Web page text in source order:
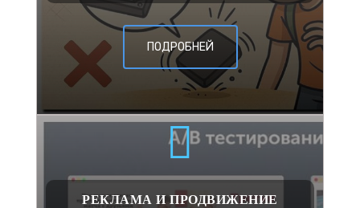
ПОДРОБНЕЙ
РЕКЛАМА И ПРОДВИЖЕНИЕ